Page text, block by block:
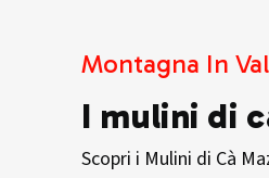
Montagna In
I mulini di
Scopri i Mulini di Cà